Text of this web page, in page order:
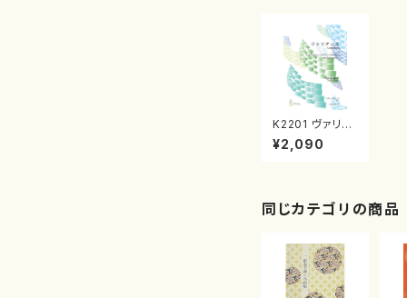
K2201 ヴァリア
ンス（バイオリン,
ピアノ/景山伸
¥2,090
同じカテゴリの商品